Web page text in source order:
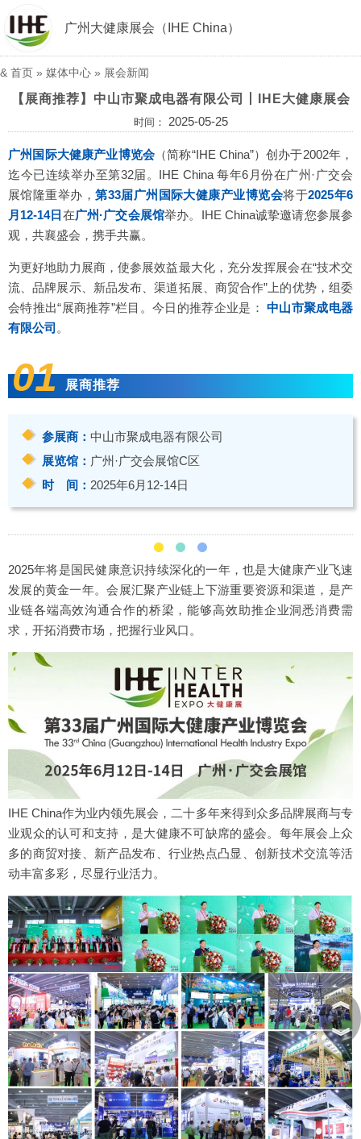
广州大健康展会（IHE China）
& 首页 » 媒体中心 » 展会新闻
【展商推荐】中山市聚成电器有限公司丨IHE大健康展会
时间： 2025-05-25
广州国际大健康产业博览会（简称“IHE China”）创办于2002年，
迄今已连续举办至第32届。IHE China 每年6月份在广州·广交会
展馆隆重举办，第33届广州国际大健康产业博览会将于2025年6
月12-14日 在广州·广交会展馆举办。IHE China诚挚邀请您参展参
观，共襄盛会，携手共赢。
为更好地助力展商，使参展效益最大化，充分发挥展会在“技术交
流、品牌展示、新品发布、渠道拓展、商贸合作”上的优势，组委
会特推出“展商推荐”栏目。今日的推荐企业是：中山市聚成电器
有限公司 。
01 展商推荐
参展商： 中山市聚成电器有限公司
展览馆： 广州·广交会展馆C区
时 间： 2025年6月12-14日
2025年将是国民健康意识持续深化的一年，也是大健康产业飞速
发展的黄金一年。会展汇聚产业链上下游重要资源和渠道，是产
业链各端高效沟通合作的桥梁，能够高效助推企业洞悉消费需
求，开拓消费市场，把握行业风口。
IHE China作为业内领先展会，二十多年来得到众多品牌展商与专
业观众的认可和支持，是大健康不可缺席的盛会。每年展会上众
多的商贸对接、新产品发布、行业热点凸显、创新技术交流等活
动丰富多彩，尽显行业活力。
︽
︾